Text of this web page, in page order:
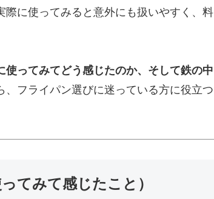
に使ってみると意外にも扱いやすく、料
ってみてどう感じたのか、そして鉄の中
、フライパン選びに迷っている方に役立つ
てみて感じたこと）